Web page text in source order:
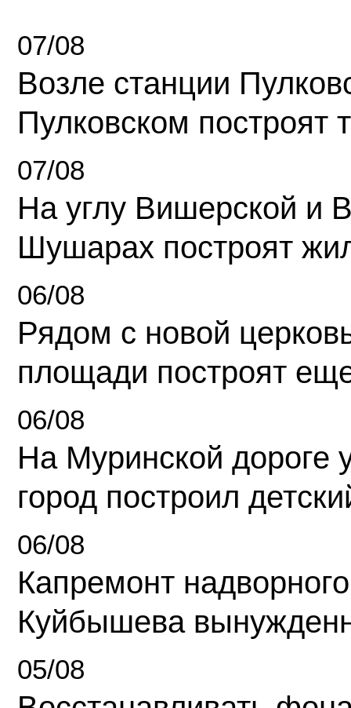
07/08
Возле станции
Пулковском построят
07/08
На углу Вишерской и
Шушарах построят
06/08
Рядом с новой
площади построят
06/08
На Муринской дороге
город построил
06/08
Капремонт
Куйбышева
05/08